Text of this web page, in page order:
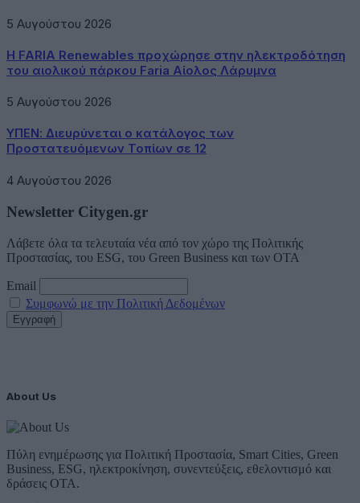
5 Αυγούστου 2026
Η FARIA Renewables προχώρησε στην ηλεκτροδότηση
του αιολικού πάρκου Faria Αίολος Λάρυμνα
5 Αυγούστου 2026
ΥΠΕΝ: Διευρύνεται ο κατάλογος των
Προστατευόμενων Τοπίων σε 12
4 Αυγούστου 2026
Newsletter Citygen.gr
Λάβετε όλα τα τελευταία νέα από τον χώρο της Πολιτικής
Προστασίας, του ESG, του Green Business και των ΟΤΑ
Email
Συμφωνώ με την Πολιτική Δεδομένων
About Us
Πύλη ενημέρωσης για Πολιτική Προστασία, Smart Cities, Green
Business, ESG, ηλεκτροκίνηση, συνεντεύξεις, εθελοντισμό και
δράσεις ΟΤΑ.